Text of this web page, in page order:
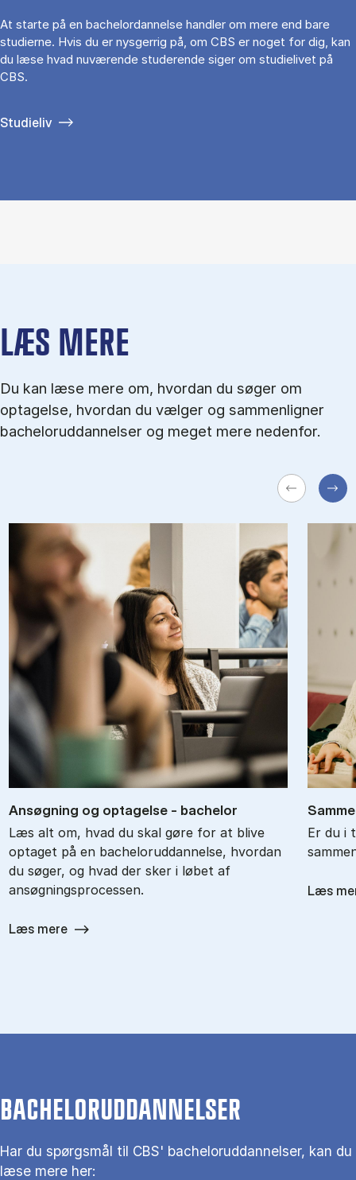
At starte på en bachelordannelse handler om mere end bare
studierne. Hvis du er nysgerrig på, om CBS er noget for dig, kan
du læse hvad nuværende studerende siger om studielivet på
CBS.
Studieliv
LÆS MERE
Du kan læse mere om, hvordan du søger om
optagelse, hvordan du vælger og sammenligner
bacheloruddannelser og meget mere nedenfor.
An­søg­ning og op­ta­gel­se - ba­chel­or
Læs alt om, hvad du skal gøre for at blive
optaget på en bacheloruddannelse, hvordan
du søger, og hvad der sker i løbet af
ansøgningsprocessen.
Læs mere
Er du i
Læs
BACHELORUDDANNELSER
Har du spørgsmål til CBS' bacheloruddannelser, kan du
læse mere her: